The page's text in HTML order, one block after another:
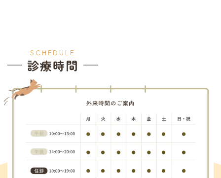
SCHEDULE
診療時間